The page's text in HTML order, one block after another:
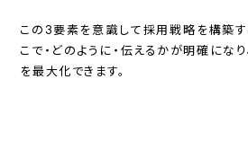
この3要素を意識して採用戦略を構築す
こで・どのように・伝えるかが明確にな
を最大化できます。